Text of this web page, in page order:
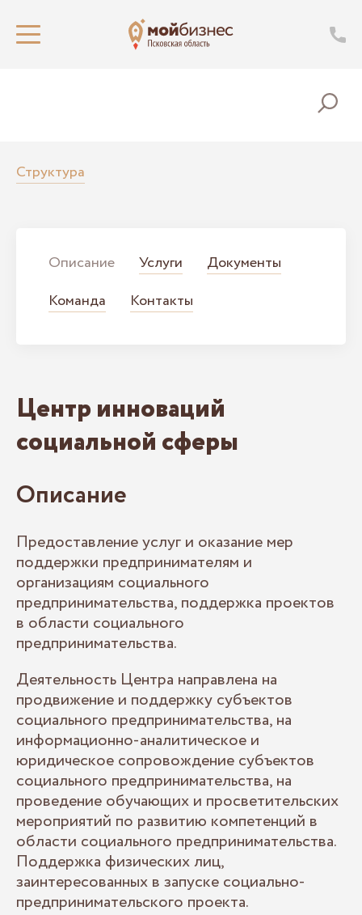
Структура
Описание Услуги
Документы
Команда
Контакты
Центр инноваций
социальной сферы
Описание
Предоставление услуг и оказание мер
поддержки предпринимателям и
организациям социального
предпринимательства, поддержка проектов
в области социального
предпринимательства.
Деятельность Центра направлена на
продвижение и поддержку субъектов
социального предпринимательства, на
информационно-аналитическое и
юридическое сопровождение субъектов
социального предпринимательства, на
проведение обучающих и просветительских
мероприятий по развитию компетенций в
области социального предпринимательства.
Поддержка физических лиц,
заинтересованных в запуске социально-
предпринимательского проекта.